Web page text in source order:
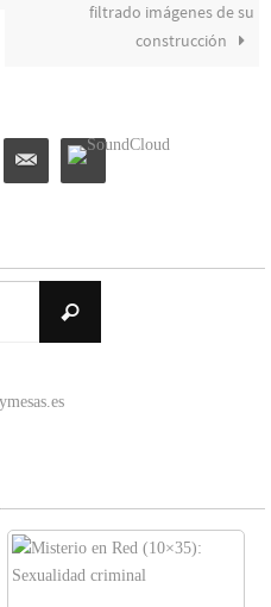
filtrado imágenes de su
construcción
Buscar